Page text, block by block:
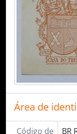
Área de
Código de
BR